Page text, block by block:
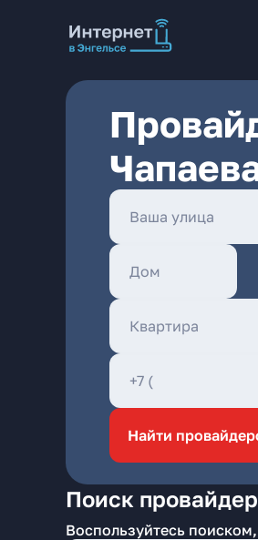
Найти
Поиск
Воспользуйтесь